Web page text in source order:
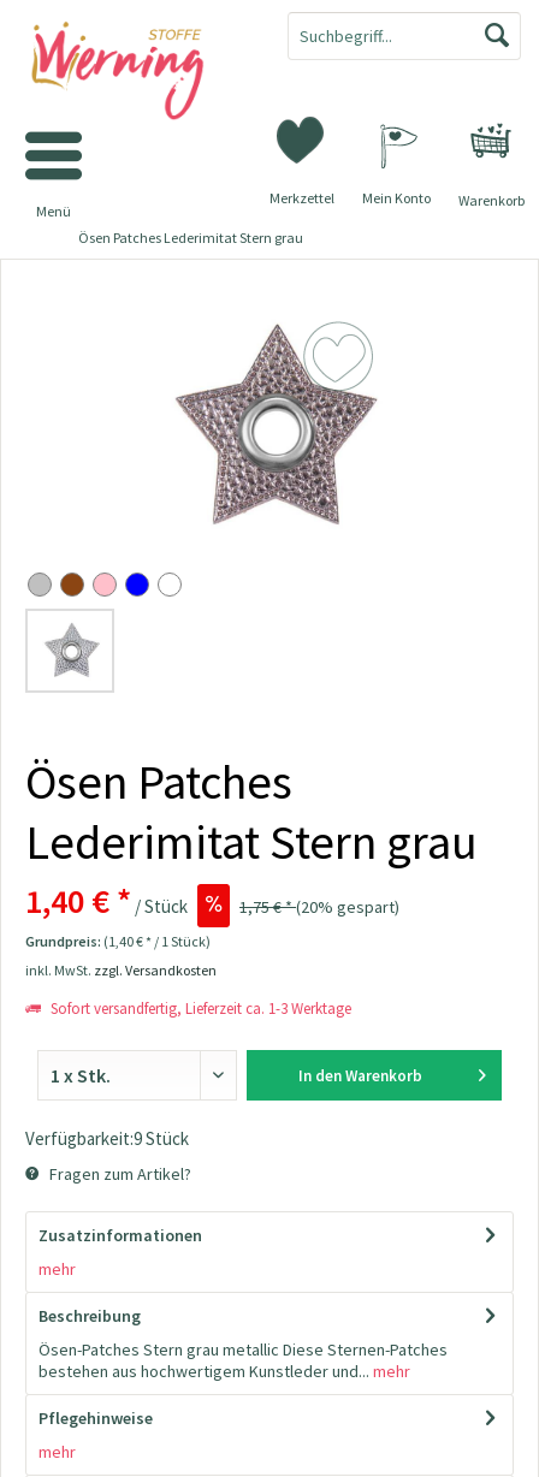
Warenkorb
Merkzettel Mein Konto
Menü
Ösen Patches Lederimitat Stern grau
Ösen Patches
Lederimitat Stern grau
1,40 € * / Stück 1,75 € *(20% gespart)
Grundpreis: (1,40 € * / 1 Stück)
inkl. MwSt. zzgl. Versandkosten
Sofort versandfertig, Lieferzeit ca. 1-3 Werktage
In den Warenkorb
Verfügbarkeit:9 Stück
Fragen zum Artikel?
Zusatzinformationen
mehr
Beschreibung
Ösen-Patches Stern grau metallic Diese Sternen-Patches
bestehen aus hochwertigem Kunstleder und... mehr
Pflegehinweise
mehr